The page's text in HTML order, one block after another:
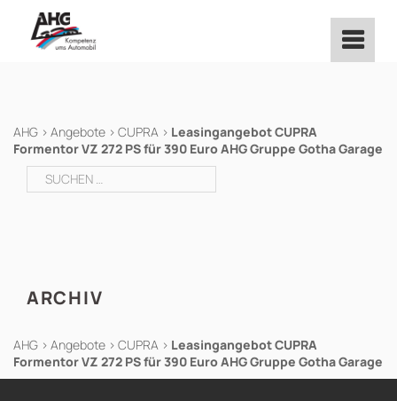
springen
AHG > Angebote > CUPRA > Leasingangebot CUPRA
Formentor VZ 272 PS für 390 Euro AHG Gruppe Gotha Garage
Suchen
nach:
ARCHIV
AHG > Angebote > CUPRA > Leasingangebot CUPRA
Formentor VZ 272 PS für 390 Euro AHG Gruppe Gotha Garage